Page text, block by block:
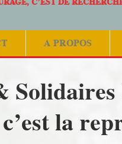
A PROPOS
la